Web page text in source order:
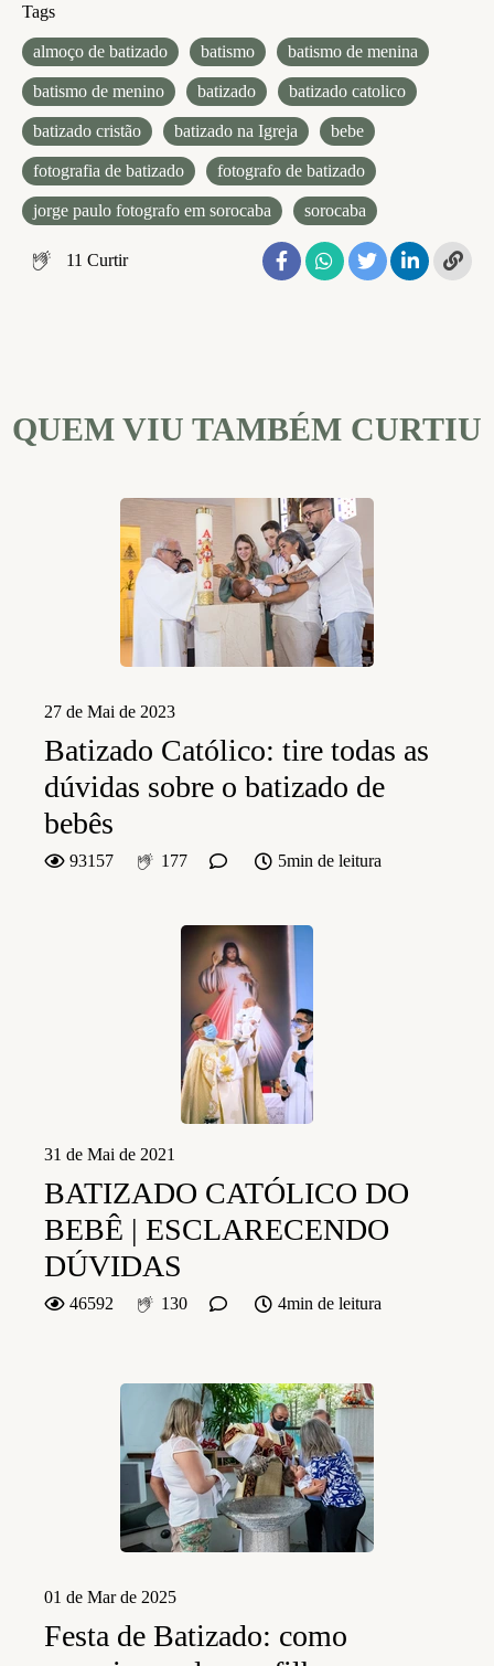
Tags
almoço de batizado batismo batismo de menina
batismo de menino batizado batizado catolico
batizado cristão batizado na Igreja bebe
fotografia de batizado fotografo de batizado
jorge paulo fotografo em sorocaba sorocaba
11 Curtir
QUEM VIU TAMBÉM CURTIU
27 de Mai de 2023
Batizado Católico: tire todas as
dúvidas sobre o batizado de
bebês
93157 177 5min de leitura
31 de Mai de 2021
BATIZADO CATÓLICO DO
BEBÊ | ESCLARECENDO
DÚVIDAS
46592 130 4min de leitura
01 de Mar de 2025
Festa de Batizado: como